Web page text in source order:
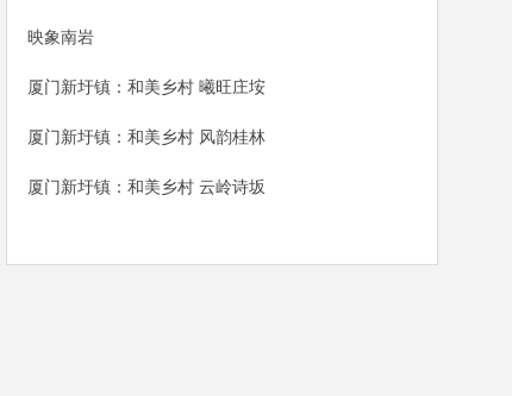
映象南岩
厦门新圩镇：和美乡村 曦旺庄垵
厦门新圩镇：和美乡村 风韵桂林
厦门新圩镇：和美乡村 云岭诗坂